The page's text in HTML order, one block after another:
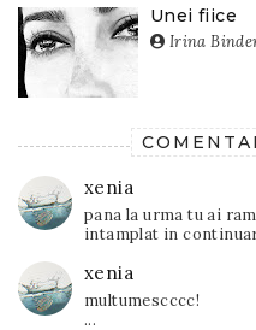
Unei fiice
Irina
xenia
pana la urma tu ai
intamplat in
xenia
multumescccc!
...